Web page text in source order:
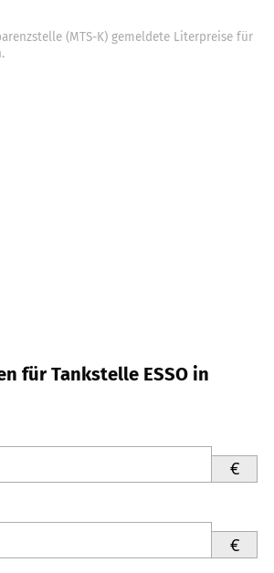
(MTS-K) gemeldete Literpreise für
für Tankstelle ESSO in
€
€